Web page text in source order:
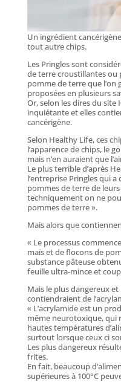
Un ingrédient
tout autre chips.
Les Pringles sont
de terre croustillantes ou
pomme de terre que l’on
proposées en plusieurs
Or, selon les dires du
inquiétante et elles
cancérigène.
Selon Healthy Life, ces
l’apparence de chips, le
mais n’en auraient que
Le plus terrible d’après
l’entreprise Pringles qui
pommes de terre de
techniquement on ne
pommes de terre ».
Mais alors que
« Le processus
maïs et de flocons de
substance pâteuse
feuille ultra-mince et
Mais le plus dangereux et
contiendraient de
« L’acrylamide est un
même neurotoxique, qui
hautes températures
surtout lorsque ceux ci
Les plus dangereux
frites.
En fait, beaucoup
supérieures à 100°C